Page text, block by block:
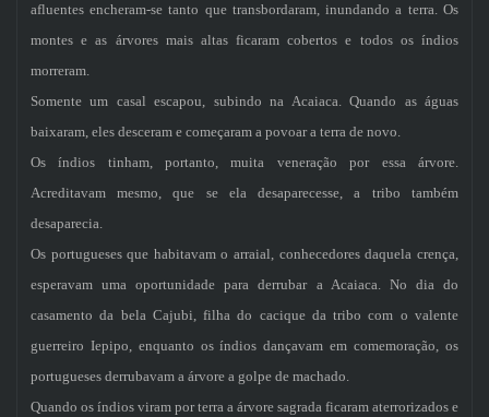
afluentes encheram-se tanto que transbordaram, inundando a terra. Os
montes e as árvores mais altas ficaram cobertos e todos os índios
morreram.
Somente um casal escapou, subindo na Acaiaca. Quando as águas
baixaram, eles desceram e começaram a povoar a terra de novo.
Os índios tinham, portanto, muita veneração por essa árvore.
Acreditavam mesmo, que se ela desaparecesse, a tribo também
desaparecia.
Os portugueses que habitavam o arraial, conhecedores daquela crença,
esperavam uma oportunidade para derrubar a Acaiaca. No dia do
casamento da bela Cajubi, filha do cacique da tribo com o valente
guerreiro Iepipo, enquanto os índios dançavam em comemoração, os
portugueses derrubavam a árvore a golpe de machado.
Quando os índios viram por terra a árvore sagrada ficaram aterrorizados e